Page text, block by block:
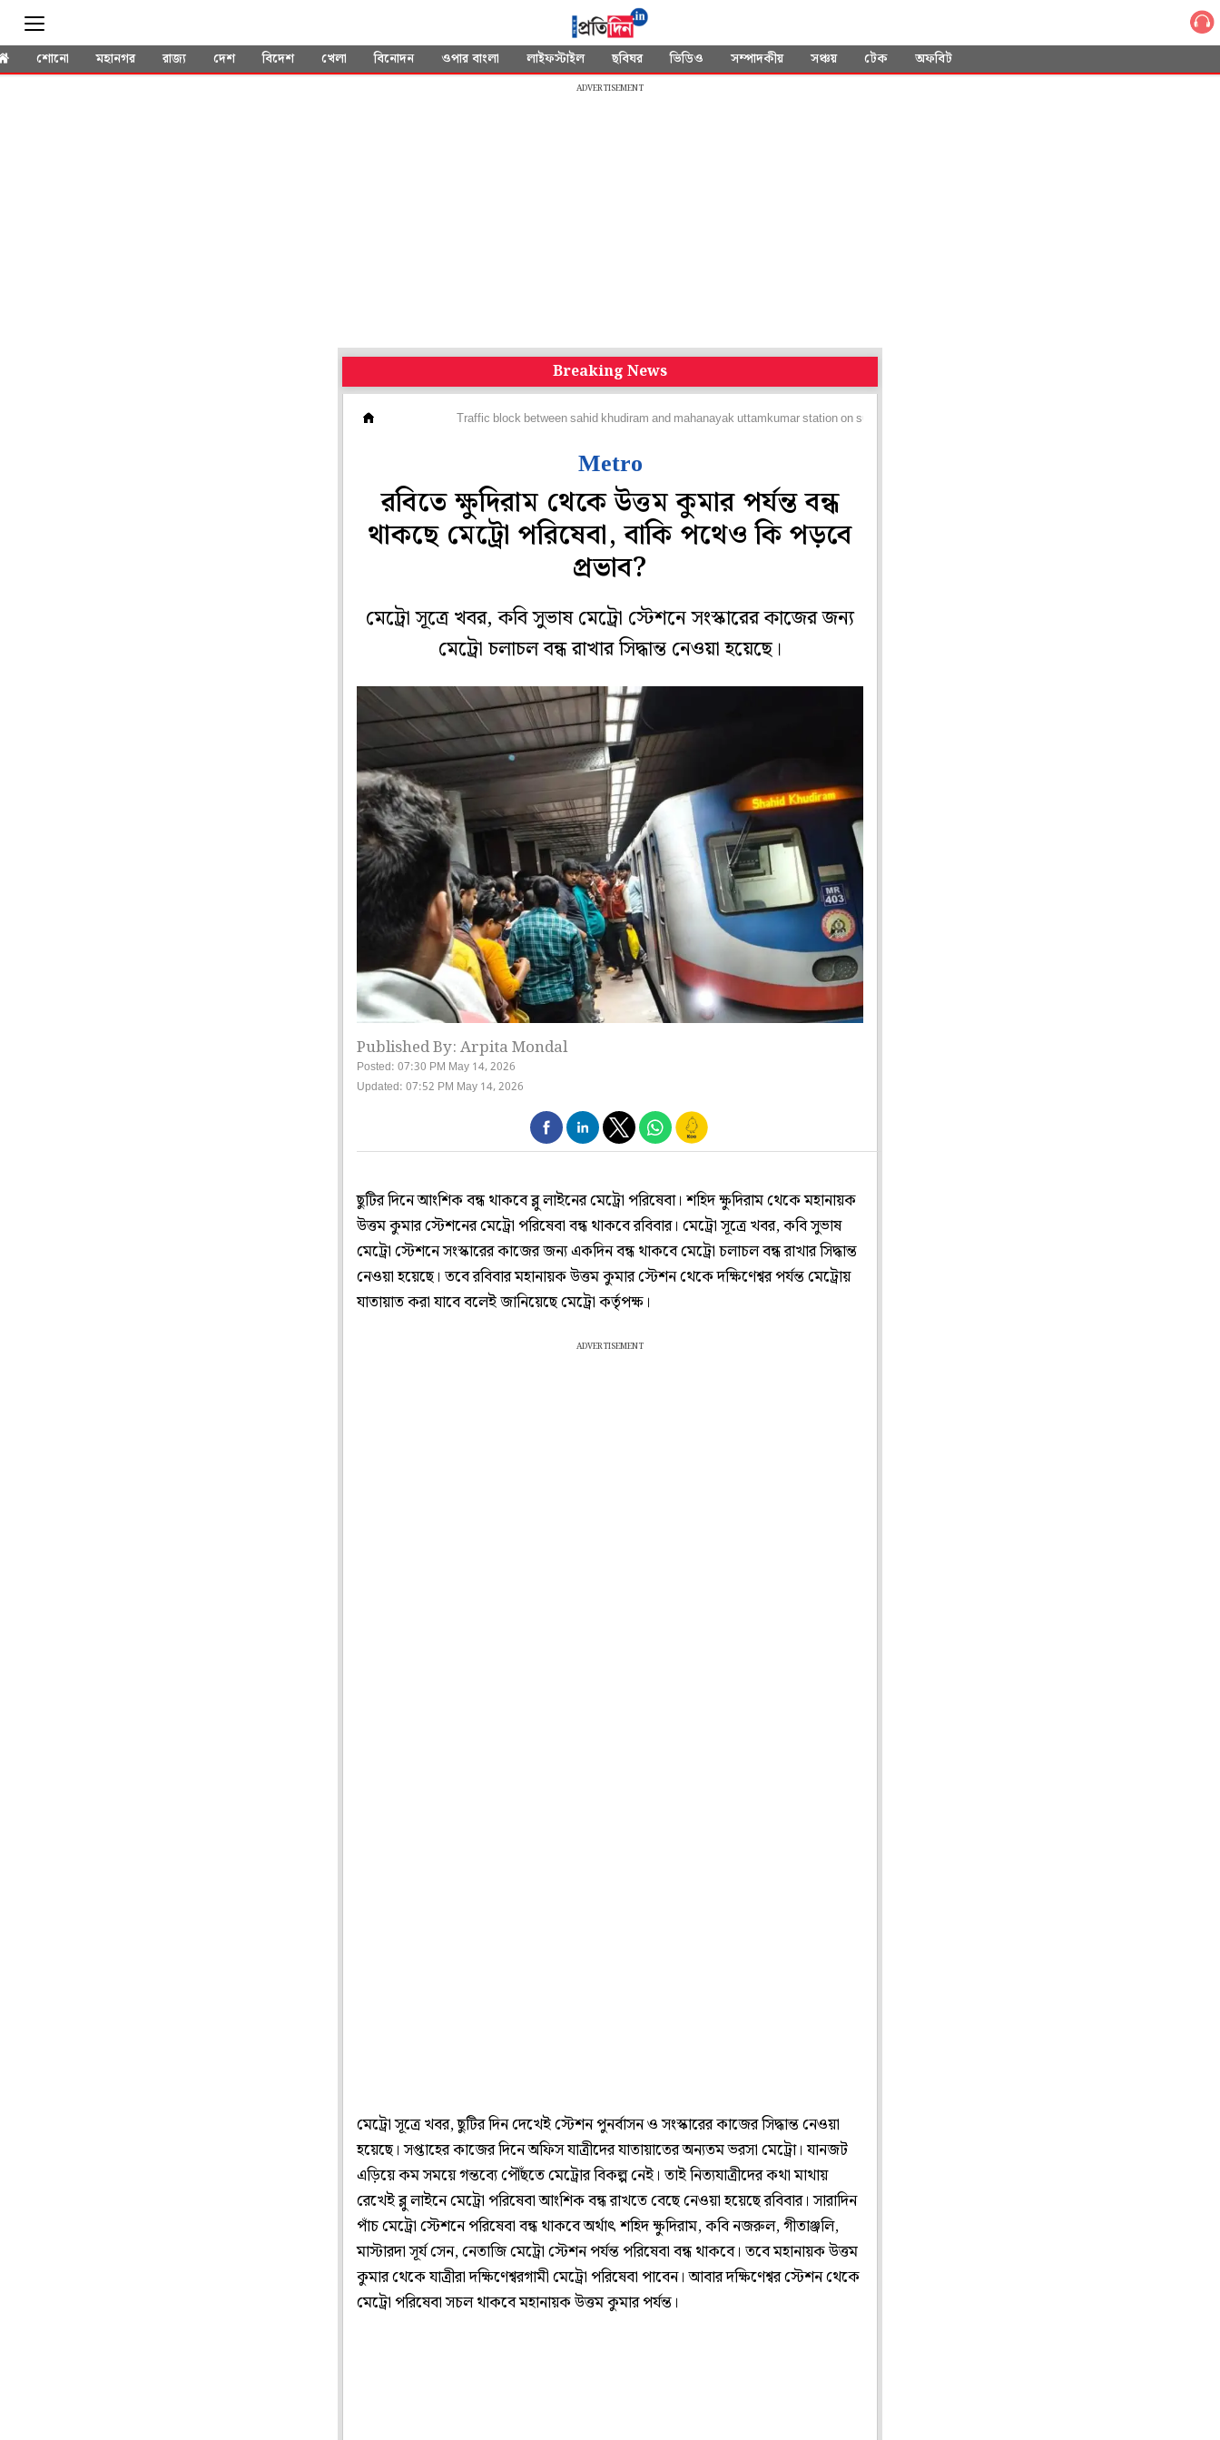
শোনো মহানগর রাজ্য দেশ বিদেশ খেলা বিনোদন ওপার বাংলা লাইফস্টাইল ছবিঘর ভিডিও সম্পাদকীয় সঞ্চয় টেক অফবিট
ADVERTISEMENT
Breaking News
Traffic block between sahid khudiram and mahanayak uttamkumar station on sunday
Metro
রবিতে ক্ষুদিরাম থেকে উত্তম কুমার পর্যন্ত বন্ধ
থাকছে মেট্রো পরিষেবা, বাকি পথেও কি পড়বে
প্রভাব?
মেট্রো সূত্রে খবর, কবি সুভাষ মেট্রো স্টেশনে সংস্কারের কাজের জন্য
মেট্রো চলাচল বন্ধ রাখার সিদ্ধান্ত নেওয়া হয়েছে।
Published By: Arpita Mondal
Posted: 07:30 PM May 14, 2026
Updated: 07:52 PM May 14, 2026
ছুটির দিনে আংশিক বন্ধ থাকবে ব্লু লাইনের মেট্রো পরিষেবা। শহিদ ক্ষুদিরাম থেকে মহানায়ক
উত্তম কুমার স্টেশনের মেট্রো পরিষেবা বন্ধ থাকবে রবিবার। মেট্রো সূত্রে খবর, কবি সুভাষ
মেট্রো স্টেশনে সংস্কারের কাজের জন্য একদিন বন্ধ থাকবে মেট্রো চলাচল বন্ধ রাখার সিদ্ধান্ত
নেওয়া হয়েছে। তবে রবিবার মহানায়ক উত্তম কুমার স্টেশন থেকে দক্ষিণেশ্বর পর্যন্ত মেট্রোয়
যাতায়াত করা যাবে বলেই জানিয়েছে মেট্রো কর্তৃপক্ষ।
ADVERTISEMENT
মেট্রো সূত্রে খবর, ছুটির দিন দেখেই স্টেশন পুনর্বাসন ও সংস্কারের কাজের সিদ্ধান্ত নেওয়া
হয়েছে। সপ্তাহের কাজের দিনে অফিস যাত্রীদের যাতায়াতের অন্যতম ভরসা মেট্রো। যানজট
এড়িয়ে কম সময়ে গন্তব্যে পৌঁছতে মেট্রোর বিকল্প নেই। তাই নিত্যযাত্রীদের কথা মাথায়
রেখেই ব্লু লাইনে মেট্রো পরিষেবা আংশিক বন্ধ রাখতে বেছে নেওয়া হয়েছে রবিবার। সারাদিন
পাঁচ মেট্রো স্টেশনে পরিষেবা বন্ধ থাকবে অর্থাৎ শহিদ ক্ষুদিরাম, কবি নজরুল, গীতাঞ্জলি,
মাস্টারদা সূর্য সেন, নেতাজি মেট্রো স্টেশন পর্যন্ত পরিষেবা বন্ধ থাকবে। তবে মহানায়ক উত্তম
কুমার থেকে যাত্রীরা দক্ষিণেশ্বরগামী মেট্রো পরিষেবা পাবেন। আবার দক্ষিণেশ্বর স্টেশন থেকে
মেট্রো পরিষেবা সচল থাকবে মহানায়ক উত্তম কুমার পর্যন্ত।